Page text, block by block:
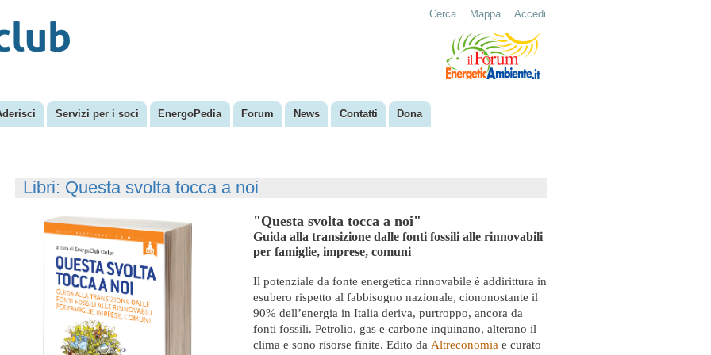
Servizi per i soci EnergoPedia Forum News Contatti Dona
Cerca Mappa Accedi
Libri: Questa svolta tocca a noi
"Questa svolta tocca a noi"
Guida alla transizione dalle fonti fossili alle rinnovabili
per famiglie, imprese, comuni
Il potenziale da fonte energetica rinnovabile è addirittura in
esubero rispetto al fabbisogno nazionale, ciononostante il
90% dell’energia in Italia deriva, purtroppo, ancora da
fonti fossili. Petrolio, gas e carbone inquinano, alterano il
clima e sono risorse finite. Edito da Altreconomia e curato